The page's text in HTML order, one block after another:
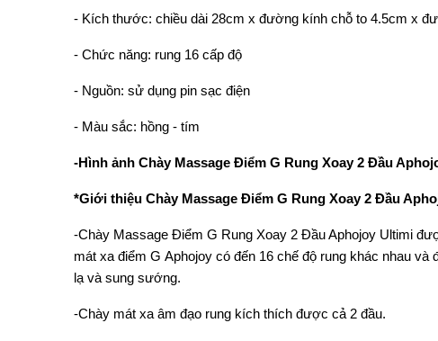
- Kích thước: chiều dài 28cm x đường kính chỗ to 4.5cm x
- Chức năng: rung 16 cấp độ
- Nguồn: sử dụng pin sạc điện
- Màu sắc: hồng - tím
-Hình ảnh Chày Massage Điểm G Rung Xoay 2 Đầu
*Giới thiệu Chày Massage Điểm G Rung Xoay 2 Đầu
-Chày Massage Điểm G Rung Xoay 2 Đầu Aphojoy Ultimi
mát xa điểm G Aphojoy có đến 16 chế độ rung khác nhau
lạ và sung sướng.
-Chày mát xa âm đạo rung kích thích được cả 2 đầu.